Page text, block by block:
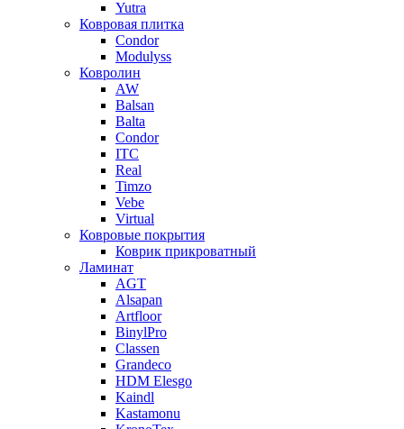
Yutra
Ковровая плитка
Condor
Modulyss
Ковролин
AW
Balsan
Balta
Condor
ITC
Real
Timzo
Vebe
Virtual
Ковровые покрытия
Коврик прикроватный
Ламинат
AGT
Alsapan
Artfloor
BinylPro
Classen
Grandeco
HDM Elesgo
Kaindl
Kastamonu